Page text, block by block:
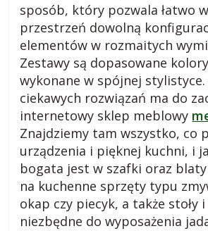
e
s
k
sposób, który pozwala łatwo
przestrzeń dowolną
elementów w rozmaitych
Zestawy są dopasowane
wykonane w spójnej stylistyce.
ciekawych rozwiązań ma do
internetowy sklep meblowy
Znajdziemy tam wszystko, co
urządzenia i pięknej kuchni, i
bogata jest w szafki oraz
na kuchenne sprzęty typu
okap czy piecyk, a także stoły i
niezbędne do wyposażenia